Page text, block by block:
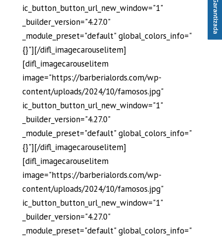
ic_button_button_url_new_window="1"
_builder_version="4.27.0"
_module_preset="default" global_colors_info="
{}"][/difl_imagecarouselitem]
[difl_imagecarouselitem
image="https://barberialords.com/wp-
content/uploads/2024/10/famosos.jpg"
ic_button_button_url_new_window="1"
_builder_version="4.27.0"
_module_preset="default" global_colors_info="
{}"][/difl_imagecarouselitem]
[difl_imagecarouselitem
image="https://barberialords.com/wp-
content/uploads/2024/10/famosos.jpg"
ic_button_button_url_new_window="1"
_builder_version="4.27.0"
_module_preset="default" global_colors_info="